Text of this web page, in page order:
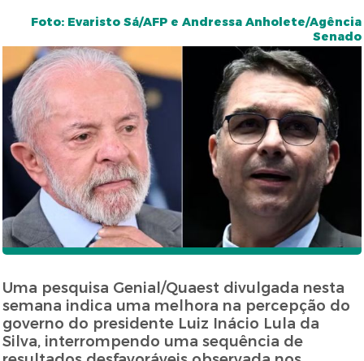
Foto: Evaristo Sá/AFP e Andressa Anholete/Agência
Senado
Uma pesquisa Genial/Quaest divulgada nesta
semana indica uma melhora na percepção do
governo do presidente Luiz Inácio Lula da
Silva, interrompendo uma sequência de